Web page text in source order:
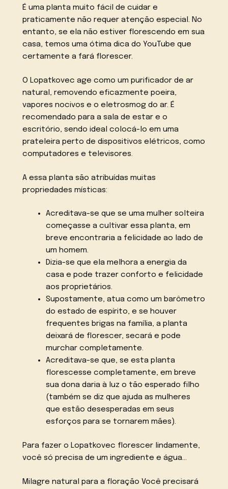
É uma planta muito fácil de cuidar e
praticamente não requer atenção especial. No
entanto, se ela não estiver florescendo em sua
casa, temos uma ótima dica do YouTube que
certamente a fará florescer.
O Lopatkovec age como um purificador de ar
natural, removendo eficazmente poeira,
vapores nocivos e o eletrosmog do ar. É
recomendado para a sala de estar e o
escritório, sendo ideal colocá-lo em uma
prateleira perto de dispositivos elétricos, como
computadores e televisores.
A essa planta são atribuídas muitas
propriedades místicas:
Acreditava-se que se uma mulher solteira
começasse a cultivar essa planta, em
breve encontraria a felicidade ao lado de
um homem.
Dizia-se que ela melhora a energia da
casa e pode trazer conforto e felicidade
aos proprietários.
Supostamente, atua como um barômetro
do estado de espírito, e se houver
frequentes brigas na família, a planta
deixará de florescer, secará e pode
murchar completamente.
Acreditava-se que, se esta planta
florescesse completamente, em breve
sua dona daria à luz o tão esperado filho
(também se diz que ajuda as mulheres
que estão desesperadas em seus
esforços para se tornarem mães).
Para fazer o Lopatkovec florescer lindamente,
você só precisa de um ingrediente e água…
Milagre natural para a floração Você precisará